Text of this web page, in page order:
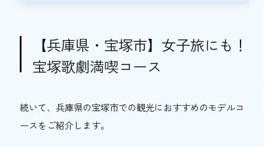
【兵庫県・宝塚市】女子旅にも！
宝塚歌劇満喫コース
続いて、兵庫県の宝塚市での観光におすすめのモデルコ
ースをご紹介します。